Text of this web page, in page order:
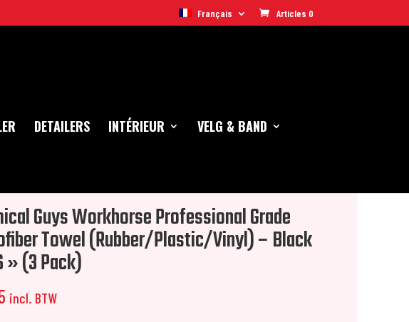
Français Articles 0
DETAILERS INTÉRIEUR
VELG & BAND
– Black 16×16 » (3 Pack)
Guys Workhorse Professional Grade
Towel (Rubber/Plastic/Vinyl) – Black
» (3 Pack)
incl. BTW